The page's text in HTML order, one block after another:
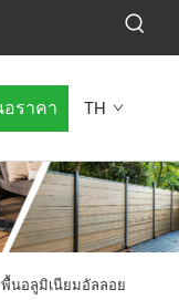
อราคา TH
พื้นอลูมิเนียมอัลลอย